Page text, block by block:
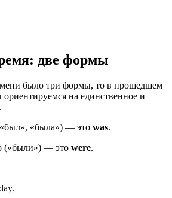
две формы
было три формы, то в прошедшем
ориентируемся на единственное и
«была») — это was.
(«были») — это were.